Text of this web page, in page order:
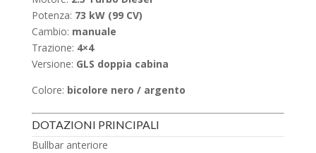
Potenza: 73 kW (99 CV)
Cambio: manuale
Trazione: 4×4
Versione: GLS doppia cabina
Colore: bicolore nero / argento
DOTAZIONI PRINCIPALI
Bullbar anteriore